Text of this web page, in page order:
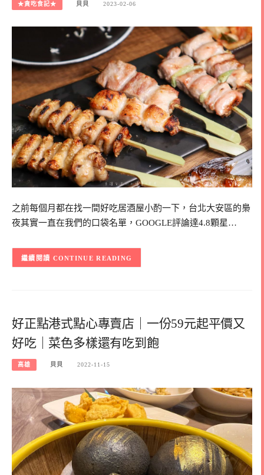
★貪吃食記★ 貝貝 2023-02-06
之前每個月都在找一間好吃居酒屋小酌一下，台北大安區的梟
夜其實一直在我們的口袋名單，GOOGLE評論達4.8顆星…
CONTINUE READING
好正點港式點心專賣店｜一份59元起平價又
好吃｜菜色多樣還有吃到飽
高雄 貝貝 2022-11-15